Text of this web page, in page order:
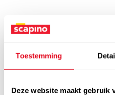
Toestemming
Deze website maakt gebruik